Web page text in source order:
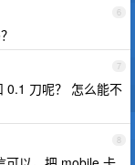
6
7
0.1 刀呢？ 怎么能不
8